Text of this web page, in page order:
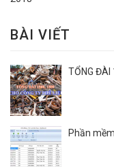
BÀI VIẾT
TỔNG ĐÀI
Phần